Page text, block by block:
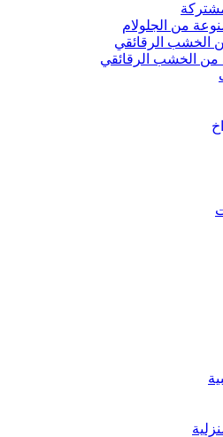
من الجلولام
الخشب الرقائقي
الخشب الرقائقي